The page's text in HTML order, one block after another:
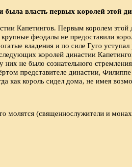
была власть первых королей этой
Капетингов. Первым королем
феодалы не предоставили
владения и по силе Гуго
королей династии
них не было сознательного
представителе династии,
как король сидел дома, не имея
молятся (священнослужители и